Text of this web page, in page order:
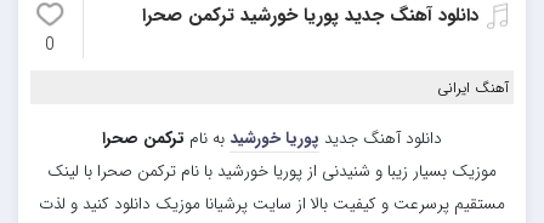
دانلود آهنگ جدید پوریا خورشید ترکمن صحرا
0
آهنگ ایرانی
دانلود آهنگ جدید پوریا خورشید به نام ترکمن صحرا
موزیک بسیار زیبا و شنیدنی از پوریا خورشید با نام ترکمن صحرا با لینک
مستقیم پرسرعت و کیفیت بالا از سایت پرشیانا موزیک دانلود کنید و لذت